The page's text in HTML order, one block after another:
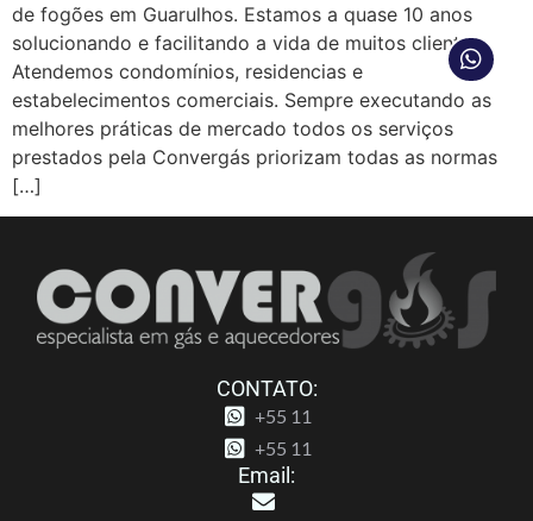
de fogões em Guarulhos. Estamos a quase 10 anos
solucionando e facilitando a vida de muitos clientes.
Atendemos condomínios, residencias e
estabelecimentos comerciais. Sempre executando as
melhores práticas de mercado todos os serviços
prestados pela Convergás priorizam todas as normas
[…]
CONTATO:
+55 11
+55 11
Email: